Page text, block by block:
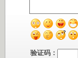
验证码：